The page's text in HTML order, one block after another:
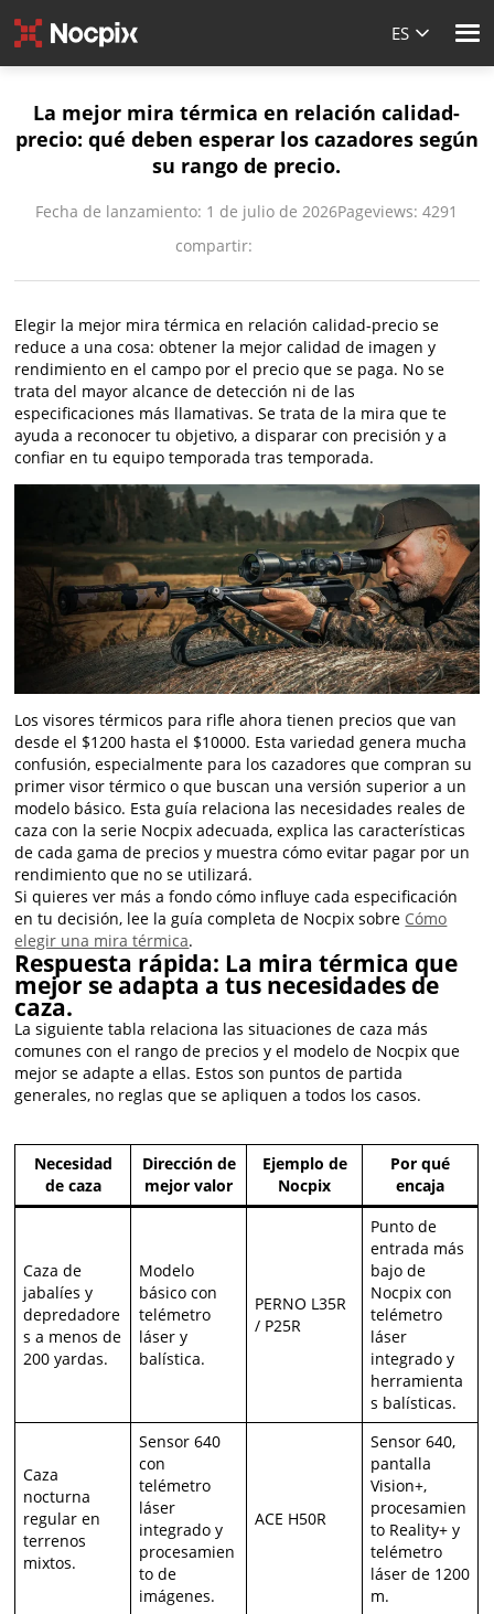
ES
La mejor mira térmica en relación calidad-
precio: qué deben esperar los cazadores según
su rango de precio.
Fecha de lanzamiento: 1 de julio de 2026Pageviews: 4291
compartir:
Elegir la mejor mira térmica en relación calidad-precio se
reduce a una cosa: obtener la mejor calidad de imagen y
rendimiento en el campo por el precio que se paga. No se
trata del mayor alcance de detección ni de las
especificaciones más llamativas. Se trata de la mira que te
ayuda a reconocer tu objetivo, a disparar con precisión y a
confiar en tu equipo temporada tras temporada.
Los visores térmicos para rifle ahora tienen precios que van
desde el $1200 hasta el $10000. Esta variedad genera mucha
confusión, especialmente para los cazadores que compran su
primer visor térmico o que buscan una versión superior a un
modelo básico. Esta guía relaciona las necesidades reales de
caza con la serie Nocpix adecuada, explica las características
de cada gama de precios y muestra cómo evitar pagar por un
rendimiento que no se utilizará.
Si quieres ver más a fondo cómo influye cada especificación
en tu decisión, lee la guía completa de Nocpix sobre Cómo
elegir una mira térmica.
Respuesta rápida: La mira térmica que
mejor se adapta a tus necesidades de
caza.
La siguiente tabla relaciona las situaciones de caza más
comunes con el rango de precios y el modelo de Nocpix que
mejor se adapte a ellas. Estos son puntos de partida
generales, no reglas que se apliquen a todos los casos.
Necesidad
de caza
Dirección de
mejor valor
Ejemplo de
Nocpix
Por qué
encaja
Caza de
jabalíes y
depredadore
s a menos de
200 yardas.
Modelo
básico con
telémetro
láser y
balística.
PERNO L35R
/ P25R
Punto de
entrada más
bajo de
Nocpix con
telémetro
láser
integrado y
herramienta
s balísticas.
Caza
nocturna
regular en
terrenos
mixtos.
Sensor 640
con
telémetro
láser
integrado y
procesamien
to de
imágenes.
ACE H50R
Sensor 640,
pantalla
Vision+,
procesamien
to Reality+ y
telémetro
láser de 1200
m.